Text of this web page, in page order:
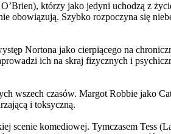
którzy jako jedyni uchodzą z
obowiązują. Szybko rozpoczyna się
Nortona jako cierpiącego na
ich na skraj fizycznych i
wszech czasów. Margot Robbie jako
i toksyczną.
scenie komediowej. Tymczasem Tess